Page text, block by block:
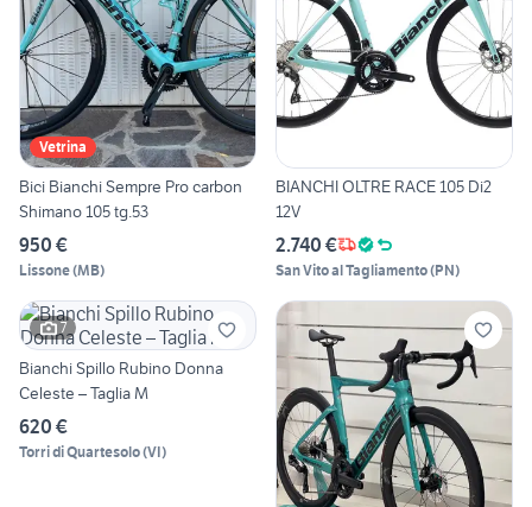
Vetrina
Bici Bianchi Sempre Pro carbon
Shimano 105 tg.53
950 €
Lissone(MB)
BIANCHI OLTRE RACE 105 Di2
12V
2.740 €
San Vito al Tagliamento(PN)
7
Bianchi Spillo Rubino Donna
Celeste – Taglia M
620 €
Torri di Quartesolo(VI)